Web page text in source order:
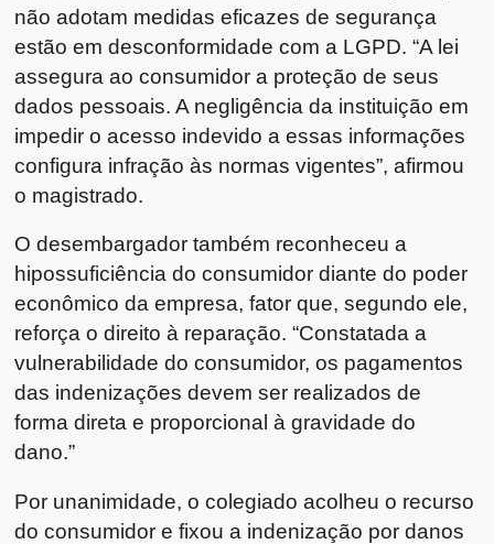
não adotam medidas eficazes de segurança
estão em desconformidade com a LGPD. “A lei
assegura ao consumidor a proteção de seus
dados pessoais. A negligência da instituição em
impedir o acesso indevido a essas informações
configura infração às normas vigentes”, afirmou
o magistrado.
O desembargador também reconheceu a
hipossuficiência do consumidor diante do poder
econômico da empresa, fator que, segundo ele,
reforça o direito à reparação. “Constatada a
vulnerabilidade do consumidor, os pagamentos
das indenizações devem ser realizados de
forma direta e proporcional à gravidade do
dano.”
Por unanimidade, o colegiado acolheu o recurso
do consumidor e fixou a indenização por danos